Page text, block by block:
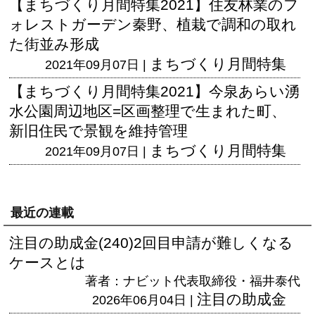
【まちづくり月間特集2021】住友林業のフ
ォレストガーデン秦野、植栽で調和の取れ
た街並み形成
2021年09月07日 | まちづくり月間特集
【まちづくり月間特集2021】今泉あらい湧
水公園周辺地区=区画整理で生まれた町、
新旧住民で景観を維持管理
2021年09月07日 | まちづくり月間特集
最近の連載
注目の助成金(240)2回目申請が難しくなる
ケースとは
著者：ナビット代表取締役・福井泰代
2026年06月04日 | 注目の助成金